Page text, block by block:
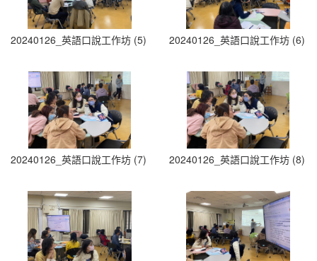
20240126_英語口說工作坊 (5) 20240126_英語口說工作坊 (6)
20240126_英語口說工作坊 (7) 20240126_英語口說工作坊 (8)